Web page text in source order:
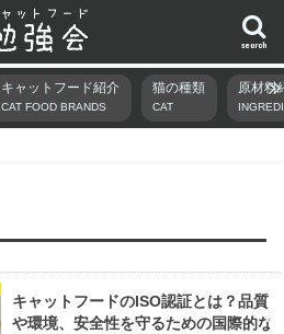
search
キャットフード紹介
CAT FOOD BRANDS
猫の種類
CAT
原材料
キャットフードのISO認証とは？品質
や環境、安全性を守るための国際的な